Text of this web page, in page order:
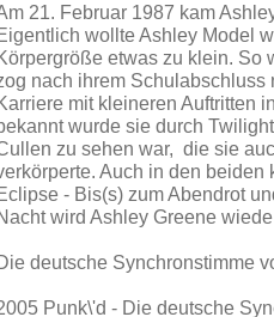
21. Februar 1987 kam
wollte Ashley Model
etwas zu klein. So
nach ihrem
mit kleineren Auftritten
wurde sie durch
zu sehen war, die sie
Auch in den
- Bis(s) zum Abendrot
wird Ashley Greene
deutsche Synchronstimme
Punk\'d - Die deutsche